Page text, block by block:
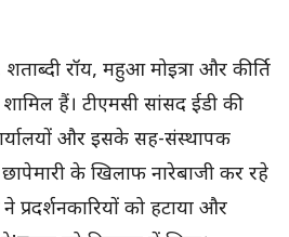
रॉय, महुआ मोइत्रा और कीर्ति
हैं। टीएमसी सांसद ईडी की
और इसके सह-संस्थापक
के खिलाफ नारेबाजी कर रहे
को हटाया और